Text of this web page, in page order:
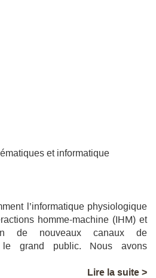
et informatique
l’informatique physiologique
homme-machine (IHM) et
de nouveaux canaux de
le grand public. Nous avons
Lire la suite >